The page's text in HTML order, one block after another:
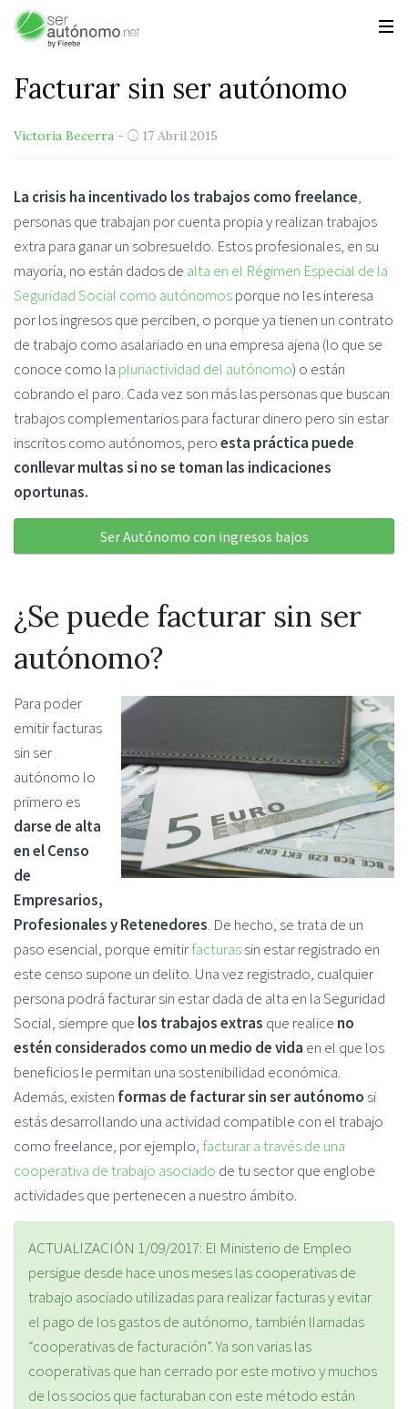
Facturar sin ser autónomo
Victoria Becerra - 17 Abril 2015
La crisis ha incentivado los trabajos como freelance,
personas que trabajan por cuenta propia y realizan trabajos
extra para ganar un sobresueldo. Estos profesionales, en su
mayoría, no están dados de alta en el Régimen Especial de la
Seguridad Social como autónomosporque no les interesa
por los ingresos que perciben, o porque ya tienen un contrato
de trabajo como asalariado en una empresa ajena (lo que se
conoce como la pluriactividad del autónomo) o están
cobrando el paro. Cada vez son más las personas que buscan
trabajos complementarios para facturar dinero pero sin estar
inscritos como autónomos, peroesta práctica puede
conllevar multas si no se toman las indicaciones
oportunas.
Ser Autónomo con ingresos bajos
¿Se puede facturar sin ser
autónomo?
Para poder
emitir facturas
sin ser
autónomo lo
primero es
darse de alta
en el Censo
de
Empresarios,
Profesionales y Retenedores. De hecho, se trata de un
paso esencial, porque emitirfacturassin estar registrado en
este censo supone un delito. Una vez registrado, cualquier
persona podrá facturar sin estar dada de alta en la Seguridad
Social, siempre que los trabajos extras que realice no
estén considerados como un medio de vida en el que los
beneficios le permitan una sostenibilidad económica.
Además, existen formas de facturar sin ser autónomo si
estás desarrollando una actividad compatible con el trabajo
como freelance, por ejemplo, facturar a través de una
cooperativa de trabajo asociado de tu sector que englobe
actividades que pertenecen a nuestro ámbito.
ACTUALIZACIÓN 1/09/2017: El Ministerio de Empleo
persigue desde hace unos meses las cooperativas de
trabajo asociado utilizadas para realizar facturas y evitar
el pago de los gastos de autónomo, también llamadas
“cooperativas de facturación”. Ya son varias las
cooperativas que han cerrado por este motivo y muchos
de los socios que facturaban con este método están